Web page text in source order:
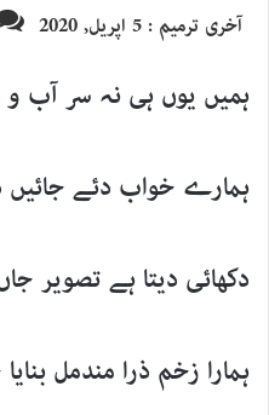
X
email
آخری ترمیم : 5 اپریل, 2020
ہمیں یوں ہی نہ سر آب و
ہمارے خواب دئے جائیں
دکھائی دیتا ہے تصویر
ہمارا زخم ذرا مندمل